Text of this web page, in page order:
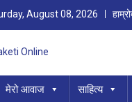
August 08, 2026
Online
मेरो आवाज साहित्य